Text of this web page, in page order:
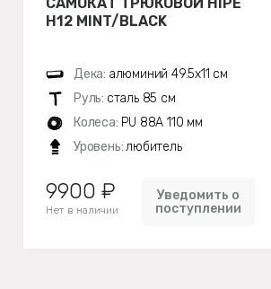
H12 MINT/BLACK
Дека: алюминий 49.5х11 см
Руль: сталь 85 см
Колеса: PU 88A 110 мм
Уровень:любитель
9900 ₽
Нет в наличии
Уведомить о
поступлении